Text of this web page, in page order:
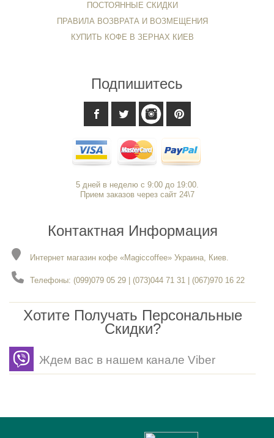
ПОСТОЯННЫЕ СКИДКИ
ПРАВИЛА ВОЗВРАТА И ВОЗМЕЩЕНИЯ
КУПИТЬ КОФЕ В ЗЕРНАХ КИЕВ
Подпишитесь
5 дней в неделю с 9:00 до 19:00.
Прием заказов через сайт 24\7
Контактная Информация
Интернет магазин кофе «Magiccoffee» Украина, Киев.
Телефоны: (099)079 05 29 | (073)044 71 31 | (067)970 16 22
Хотите Получать Персональные
Скидки?
Ждем вас в нашем канале Viber